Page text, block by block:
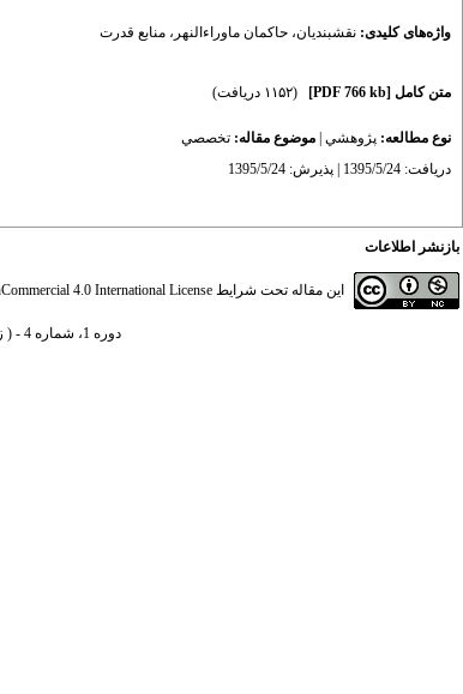
واژه‌های کلیدی: نقشبندیان، حاکمان ماوراءالنهر ، منابع قدرت
متن کامل [PDF 766 kb] (۱۱۵۲ دریافت)
نوع مطالعه: پژوهشي موضوع مقاله: تخصصي
دریافت: 1395/5/24 | پذیرش: 1395/5/24
بازنشر اطلاعات
این مقاله تحت شرایط 4.0 International License
دوره 1، شماره 4 - ( زمستان 1390 )